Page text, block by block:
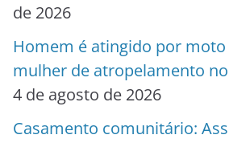
de 2026
Homem é atingido por
mulher de atropelamento no
4 de agosto de 2026
Casamento comunitário: